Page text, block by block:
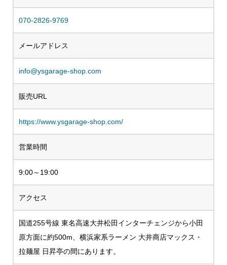
070-2826-9769
メールアドレス
info@ysgarage-shop.com
販売URL
https://www.ysgarage-shop.com/
営業時間
9:00～19:00
アクセス
国道255号線 東名高速大井松田インターチェンジから小田
原方面に約500m、横浜家系ラーメン 大井商店マックス・
拉麺屋 日昇亭の間にあります。